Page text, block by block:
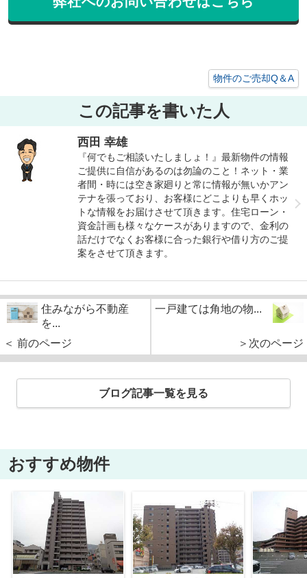
物件のご売却Q＆A
この記事を書いた人
西田 幸雄
『何でもご相談いたしましょ！』最新物件の情報
ご提供に自信があるのは勿論のこと！ネット・業
者間・時には空き家廻りと常に情報が無いかアン
テナを張っており、お客様にどこよりも早くホッ
トな情報をお届けさせて頂きます。住宅ローン・
資金計画も様々なケースがありますので、金利の
話だけでなくお客様に合った銀行や借り方のご提
案をさせて頂きます。
住みながら不動産
を...
＜ 前のページ
一戸建ては角地の物...
＞次のページ
ブログ記事一覧を見る
おすすめ物件